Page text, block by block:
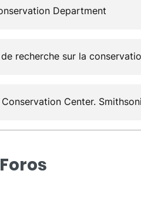
Department
recherche sur la
Center.